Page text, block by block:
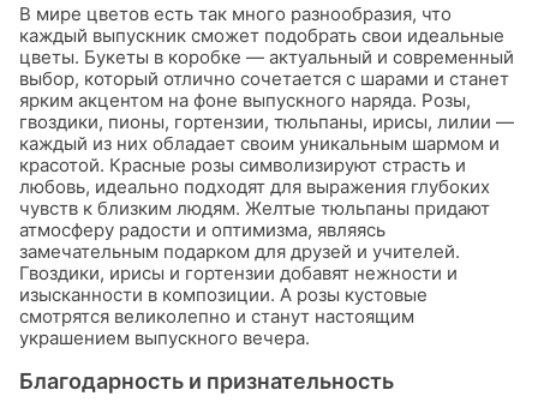
В мире цветов есть так много разнообразия, что
каждый выпускник сможет подобрать свои идеальные
цветы. Букеты в коробке — актуальный и современный
выбор, который отлично сочетается с шарами и станет
ярким акцентом на фоне выпускного наряда. Розы,
гвоздики, пионы, гортензии, тюльпаны, ирисы, лилии —
каждый из них обладает своим уникальным шармом и
красотой. Красные розы символизируют страсть и
любовь, идеально подходят для выражения глубоких
чувств к близким людям. Желтые тюльпаны придают
атмосферу радости и оптимизма, являясь
замечательным подарком для друзей и учителей.
Гвоздики, ирисы и гортензии добавят нежности и
изысканности в композиции. А розы кустовые
смотрятся великолепно и станут настоящим
украшением выпускного вечера.
Благодарность и признательность